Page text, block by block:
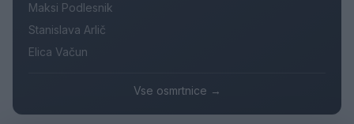
Maksi Podlesnik
Stanislava Arlič
Elica Vačun
Vse osmrtnice →